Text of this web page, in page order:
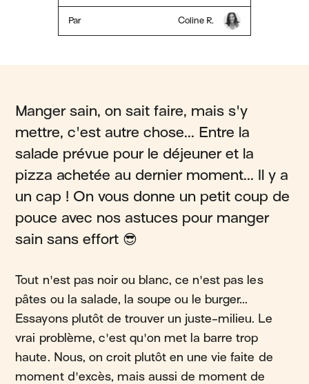
Par Coline R.
Manger sain, on sait faire, mais s'y
mettre, c'est autre chose... Entre la
salade prévue pour le déjeuner et la
pizza achetée au dernier moment... Il y a
un cap ! On vous donne un petit coup de
pouce avec nos astuces pour manger
sain sans effort 😎
Tout n'est pas noir ou blanc, ce n'est pas les
pâtes ou la salade, la soupe ou le burger...
Essayons plutôt de trouver un juste-milieu. Le
vrai problème, c'est qu'on met la barre trop
haute. Nous, on croit plutôt en une vie faite de
moment d'excès, mais aussi de moment de